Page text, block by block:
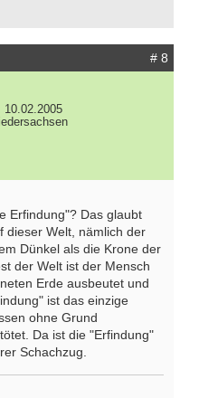
# 8
10.02.2005
Erfindung"? Das glaubt
dieser Welt, nämlich der
Dünkel als die Krone der
der Welt ist der Mensch
Erde ausbeutet und
ist das einzige
ohne Grund
Da ist die "Erfindung"
Schachzug.